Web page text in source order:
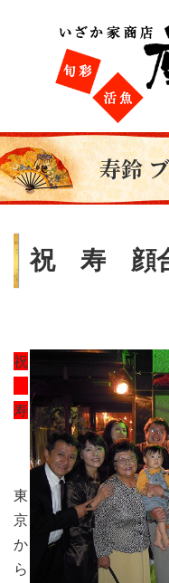
寿鈴
祝 寿 顔
祝
寿
東
京
か
ら